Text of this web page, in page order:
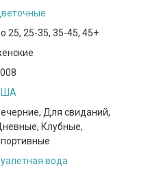
25, 25-35, 35-45, 45+
Для свиданий,
Клубные,
вода